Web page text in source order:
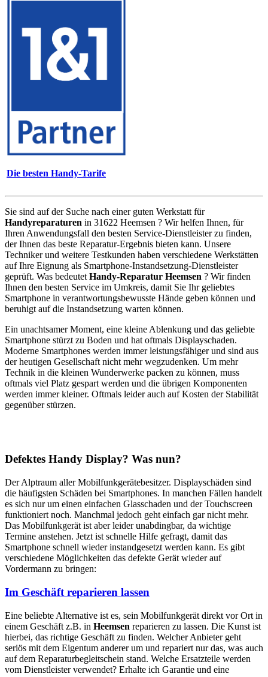
Die besten Handy-Tarife
Sie sind auf der Suche nach einer guten Werkstatt für
Handyreparaturen in 31622 Heemsen ? Wir helfen Ihnen, für
Ihren Anwendungsfall den besten Service-Dienstleister zu finden,
der Ihnen das beste Reparatur-Ergebnis bieten kann. Unsere
Techniker und weitere Testkunden haben verschiedene Werkstätten
auf Ihre Eignung als Smartphone-Instandsetzung-Dienstleister
geprüft. Was bedeutet Handy-Reparatur Heemsen ? Wir finden
Ihnen den besten Service im Umkreis, damit Sie Ihr geliebtes
Smartphone in verantwortungsbewusste Hände geben können und
beruhigt auf die Instandsetzung warten können.
Ein unachtsamer Moment, eine kleine Ablenkung und das geliebte
Smartphone stürzt zu Boden und hat oftmals Displayschaden.
Moderne Smartphones werden immer leistungsfähiger und sind aus
der heutigen Gesellschaft nicht mehr wegzudenken. Um mehr
Technik in die kleinen Wunderwerke packen zu können, muss
oftmals viel Platz gespart werden und die übrigen Komponenten
werden immer kleiner. Oftmals leider auch auf Kosten der Stabilität
gegenüber stürzen.
Defektes Handy Display? Was nun?
Der Alptraum aller Mobilfunkgerätebesitzer. Displayschäden sind
die häufigsten Schäden bei Smartphones. In manchen Fällen handelt
es sich nur um einen einfachen Glasschaden und der Touchscreen
funktioniert noch. Manchmal jedoch geht einfach gar nicht mehr.
Das Mobilfunkgerät ist aber leider unabdingbar, da wichtige
Termine anstehen. Jetzt ist schnelle Hilfe gefragt, damit das
Smartphone schnell wieder instandgesetzt werden kann. Es gibt
verschiedene Möglichkeiten das defekte Gerät wieder auf
Vordermann zu bringen:
Im Geschäft reparieren lassen
Eine beliebte Alternative ist es, sein Mobilfunkgerät direkt vor Ort in
einem Geschäft z.B. in Heemsen reparieren zu lassen. Die Kunst ist
hierbei, das richtige Geschäft zu finden. Welcher Anbieter geht
seriös mit dem Eigentum anderer um und repariert nur das, was auch
auf dem Reparaturbegleitschein stand. Welche Ersatzteile werden
vom Dienstleister verwendet? Erhalte ich Garantie und eine